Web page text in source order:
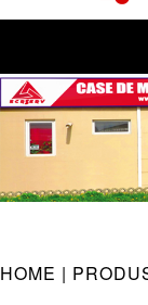
HOME |